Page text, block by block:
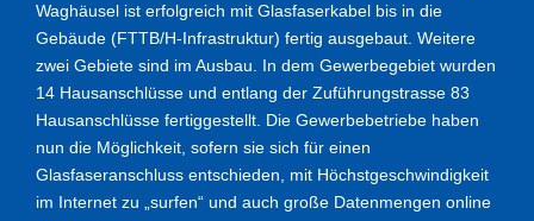
Waghäusel ist erfolgreich mit Glasfaserkabel bis in die
Gebäude (FTTB/H-Infrastruktur) fertig ausgebaut. Weitere
zwei Gebiete sind im Ausbau. In dem Gewerbegebiet wurden
14 Hausanschlüsse und entlang der Zuführungstrasse 83
Hausanschlüsse fertiggestellt. Die Gewerbebetriebe haben
nun die Möglichkeit, sofern sie sich für einen
Glasfaseranschluss entschieden, mit Höchstgeschwindigkeit
im Internet zu „surfen“ und auch große Datenmengen online